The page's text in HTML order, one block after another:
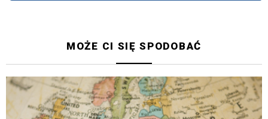
MOŻE CI SIĘ SPODOBAĆ